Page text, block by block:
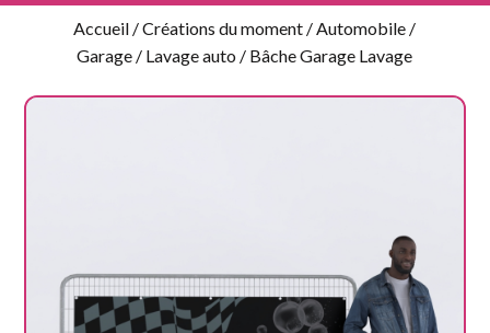
Accueil /Créations du moment /Automobile /
Garage / Lavage auto / Bâche Garage Lavage